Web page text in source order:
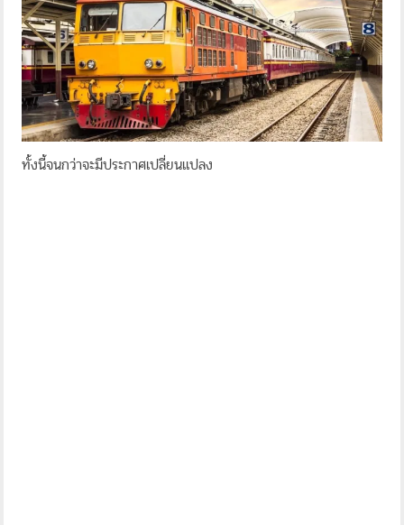
ทั้งนี้จนกว่าจะมีประกาศเปลี่ยนแปลง